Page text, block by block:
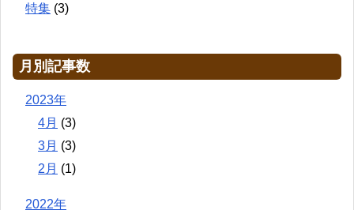
特集 (3)
月別記事数
2023年
4月 (3)
3月 (3)
2月 (1)
2022年